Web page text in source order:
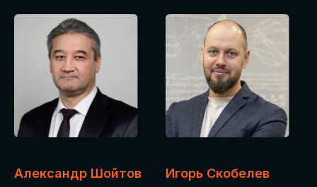
Александр Шойтов Игорь Скобелев